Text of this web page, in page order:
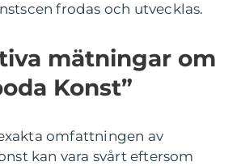
frodas och utvecklas.
mätningar om
Konst”
omfattningen av
kan vara svårt eftersom